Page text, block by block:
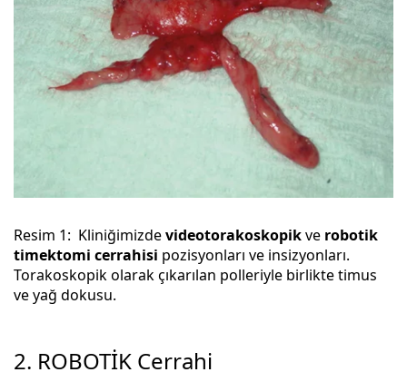
Resim 1: Kliniğimizdevideotorakoskopikve robotik
timektomi cerrahisi pozisyonları ve insizyonları.
Torakoskopik olarak çıkarılan polleriyle birlikte timus
ve yağ dokusu.
2. ROBOTİK Cerrahi